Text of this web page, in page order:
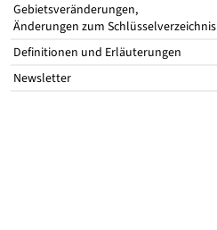
Gebietsveränderungen,
Änderungen zum Schlüsselverzeichnis
Definitionen und Erläuterungen
Newsletter